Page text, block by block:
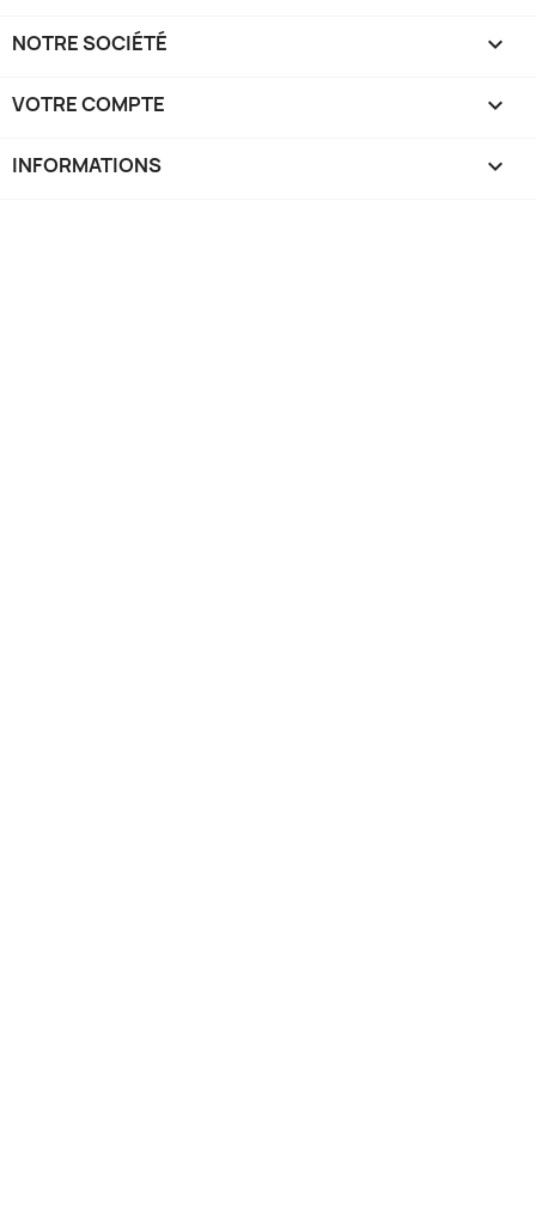
NOTRE SOCIÉTÉ 
VOTRE COMPTE 
INFORMATIONS keyboard_arrow_down